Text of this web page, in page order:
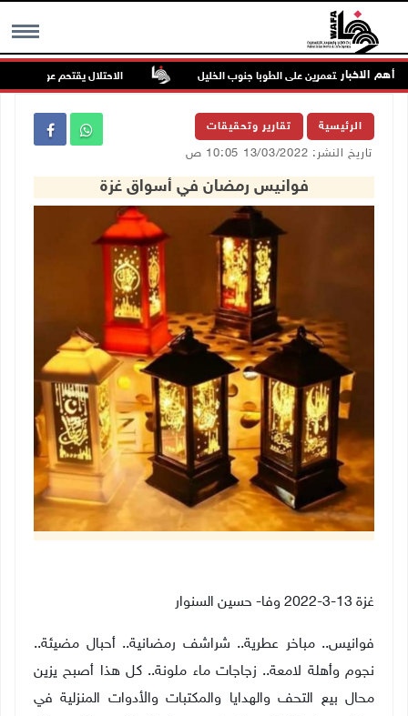
MENU أهم الاخبار
للمستعمرين على الطوبا جنوب الخليل الاحتلال يقتحم عورتا جنوب
الرئيسية تقارير وتحقيقات
تاريخ النشر: 13/03/2022 10:05 ص
فوانيس رمضان في أسواق غزة
غزة 13-3-2022 وفا- حسين السنوار
فوانيس.. مباخر عطرية.. شراشف رمضانية.. أحبال مضيئة..
نجوم وأهلة لامعة.. زجاجات ماء ملونة.. كل هذا أصبح يزين
محال بيع التحف والهدايا والمكتبات والأدوات المنزلية في